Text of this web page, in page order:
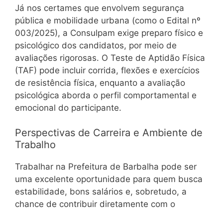
Já nos certames que envolvem segurança
pública e mobilidade urbana (como o Edital nº
003/2025), a Consulpam exige preparo físico e
psicológico dos candidatos, por meio de
avaliações rigorosas. O Teste de Aptidão Física
(TAF) pode incluir corrida, flexões e exercícios
de resistência física, enquanto a avaliação
psicológica aborda o perfil comportamental e
emocional do participante.
Perspectivas de Carreira e Ambiente de
Trabalho
Trabalhar na Prefeitura de Barbalha pode ser
uma excelente oportunidade para quem busca
estabilidade, bons salários e, sobretudo, a
chance de contribuir diretamente com o